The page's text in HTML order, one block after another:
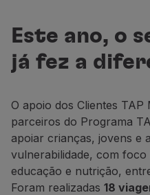
Voar em Economy
Voar em Economy
Refeições a bordo
Wi-Fi
Gerir reserva
Gestão da Reserva
Extras e Upgrades
Fatura online
TAP Vouchers
Este ano, o
já fez a
O apoio dos Clientes TAP
parceiros do Programa
apoiar crianças, jovens e
vulnerabilidade, com foco
educação e nutrição,
Foram realizadas 18